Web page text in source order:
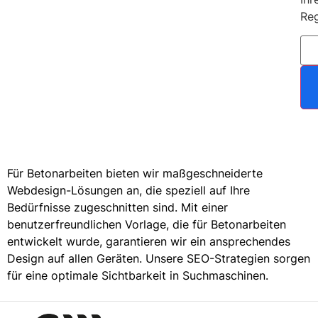
Für Betonarbeiten bieten wir maßgeschneiderte
Webdesign-Lösungen an, die speziell auf Ihre
Bedürfnisse zugeschnitten sind. Mit einer
benutzerfreundlichen Vorlage, die für Betonarbeiten
entwickelt wurde, garantieren wir ein ansprechendes
Design auf allen Geräten. Unsere SEO-Strategien sorgen
für eine optimale Sichtbarkeit in Suchmaschinen.